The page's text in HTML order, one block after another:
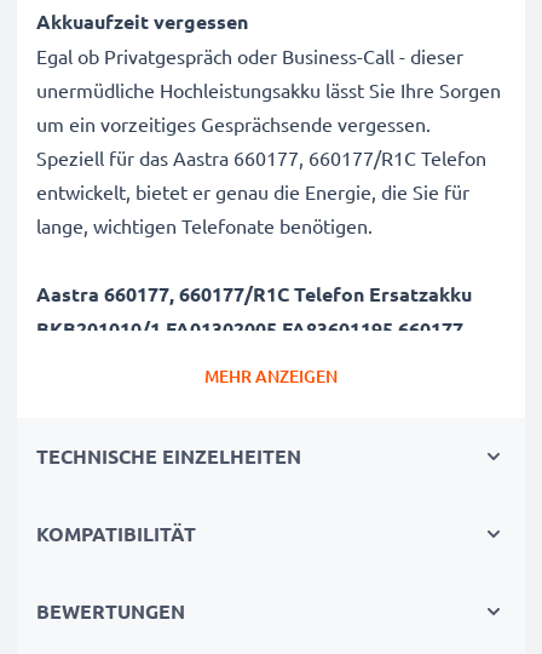
Akkuaufzeit vergessen
Egal ob Privatgespräch oder Business-Call - dieser
unermüdliche Hochleistungsakku lässt Sie Ihre Sorgen
um ein vorzeitiges Gesprächsende vergessen.
Speziell für das Aastra 660177, 660177/R1C Telefon
entwickelt, bietet er genau die Energie, die Sie für
lange, wichtigen Telefonate benötigen.
Aastra 660177, 660177/R1C Telefon Ersatzakku
BKB201010/1,FA01302005,FA83601195,660177
Kapazität: 650mAh Austauschakku
Zelltyp: Lithium Ionen Akkupack / Battery Pack
Farbe: schwarz
MEHR ANZEIGEN
TECHNISCHE EINZELHEITEN
KOMPATIBILITÄT
BEWERTUNGEN